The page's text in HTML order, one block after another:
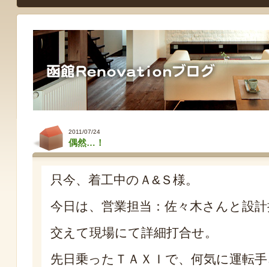
2011/07/24
偶然…！
只今、着工中のＡ&Ｓ様。
今日は、営業担当：佐々木さんと設
交えて現場にて詳細打合せ。
先日乗ったＴＡＸＩで、何気に運転